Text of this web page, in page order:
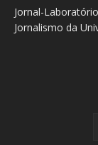
Jornal-
Jornalismo da